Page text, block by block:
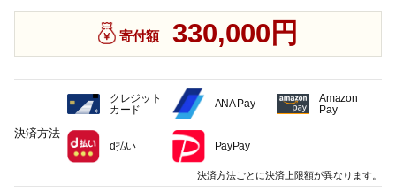
寄付額 330,000円
決済方法
クレジット
カード
ANA Pay
Amazon
Pay
d払い PayPay
決済方法ごとに決済上限額が異なります。